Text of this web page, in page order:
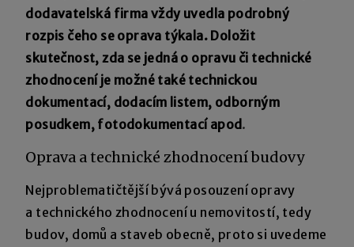
dodavatelská firma vždy uvedla podrobný
rozpis čeho se oprava týkala. Doložit
skutečnost, zda se jedná o opravu či technické
zhodnocení je možné také technickou
dokumentací, dodacím listem, odborným
posudkem, fotodokumentací apod.
Oprava a technické zhodnocení budovy
Nejproblematičtější bývá posouzení opravy
a technického zhodnocení u nemovitostí, tedy
budov, domů a staveb obecně, proto si uvedeme